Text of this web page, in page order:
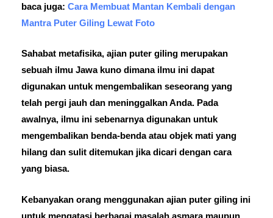
baca juga: Cara Membuat Mantan Kembali dengan
Mantra Puter Giling Lewat Foto
Sahabat metafisika, ajian puter giling merupakan
sebuah ilmu Jawa kuno dimana ilmu ini dapat
digunakan untuk mengembalikan seseorang yang
telah pergi jauh dan meninggalkan Anda. Pada
awalnya, ilmu ini sebenarnya digunakan untuk
mengembalikan benda-benda atau objek mati yang
hilang dan sulit ditemukan jika dicari dengan cara
yang biasa.
Kebanyakan orang menggunakan ajian puter giling ini
untuk mengatasi berbagai masalah asmara maupun